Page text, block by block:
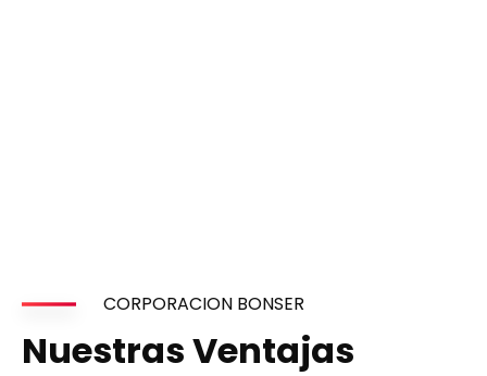
CORPORACION BONSER
Nuestras Ventajas